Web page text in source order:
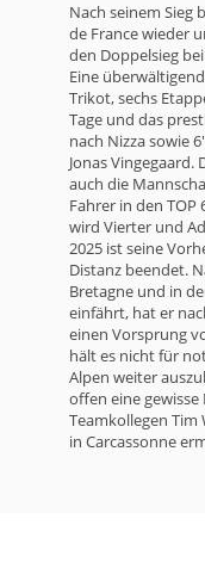
Nach seinem Sieg
de France wieder
den Doppelsieg
Eine
Trikot, sechs
Tage und das
nach Nizza sowie
Jonas Vingegaard.
auch die
Fahrer in den TOP
wird Vierter und
2025 ist seine
Distanz beendet.
Bretagne und in
einfährt, hat er
einen Vorsprung
hält es nicht für
Alpen weiter
offen eine
Teamkollegen Tim
in Carcassonne